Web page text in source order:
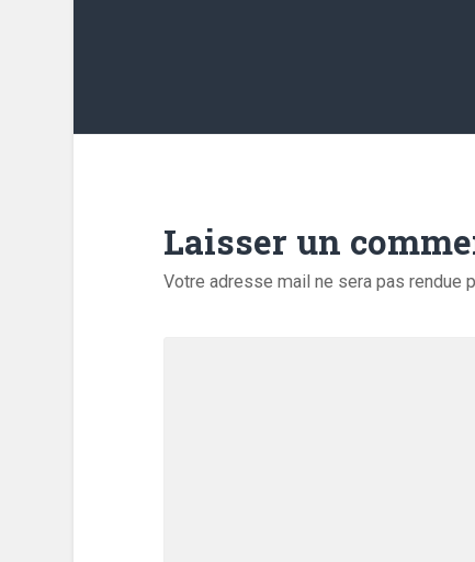
Laisser un
Votre adresse mail ne sera pas rendue